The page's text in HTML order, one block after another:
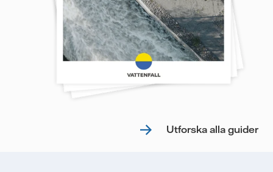
Utforska alla guider